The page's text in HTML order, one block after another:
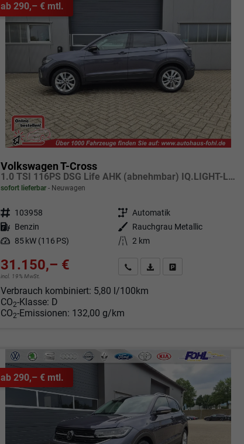
ab 290,– € mtl.
Volkswagen T-Cross
1.0 TSI 116PS DSG Life AHK (abnehmbar) IQ.LIGHT-LED-Matrix Sitzheizung Rückf.Kamera Klimaautomatik Abstandstempomat Apple CarPlay Android Auto
sofort lieferbar Neuwagen
Fahrzeugnr. 103958 Getriebe Automatik
Kraftstoff Benzin Außenfarbe
Rauchgrau Metallic
Leistung 85 kW (116 PS) Kilometerstand 2 km
31.150,– €
incl. 19% MwSt.
Angebot anfordern
Fahrzeugexpose (PDF)
Verbrauch kombiniert: 5,80 l/100km
CO2-Klasse: D
CO2-Emissionen: 132,00 g/km
ab 290,– € mtl.